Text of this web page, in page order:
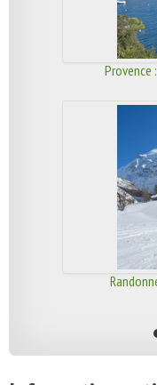
Provence